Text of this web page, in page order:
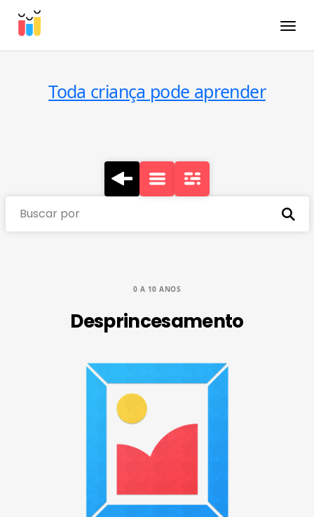
Toda criança pode aprender
Buscar por
0 A 10 ANOS
Desprincesamento